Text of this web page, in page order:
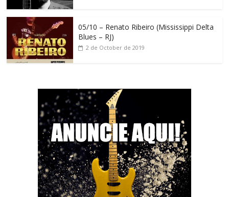
05/10 – Renato Ribeiro (Mississippi Delta
Blues – RJ)
2 de October de 2019